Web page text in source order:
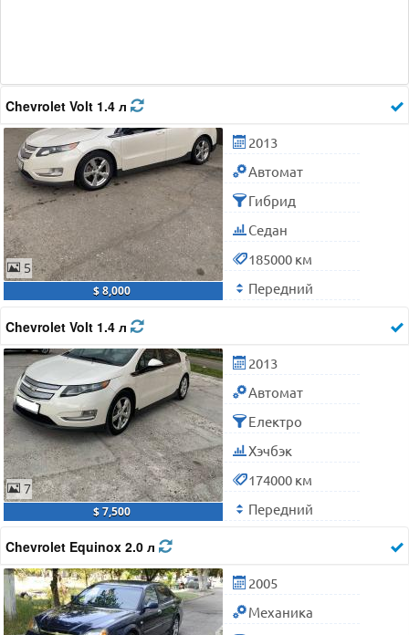
Chevrolet Volt 1.4 л
5
$ 8,000
2013
Автомат
Гибрид
Седан
185000 км
Передний
Chevrolet Volt 1.4 л
7
$ 7,500
2013
Автомат
Електро
Хэчбэк
174000 км
Передний
Chevrolet Equinox 2.0 л
2005
Механика